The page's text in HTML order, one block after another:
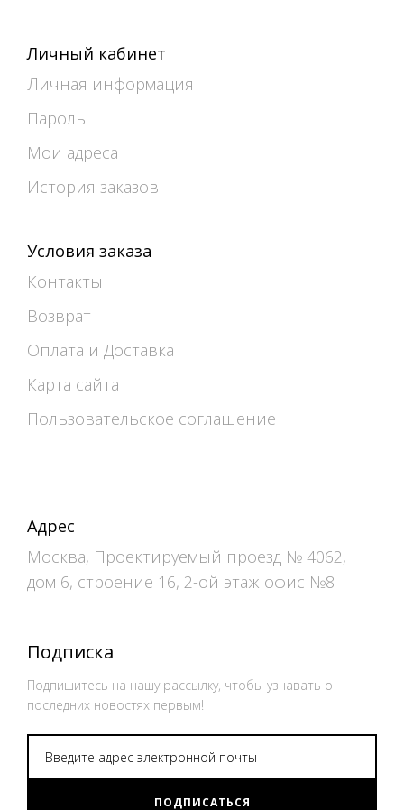
Личный кабинет
Личная информация
Пароль
Мои адреса
История заказов
Условия заказа
Контакты
Возврат
Оплата и Доставка
Карта сайта
Пользовательское соглашение
Адрес
Москва, Проектируемый проезд № 4062,
дом 6, строение 16, 2-ой этаж офис №8
Подписка
Подпишитесь на нашу рассылку, чтобы узнавать о
последних новостях первым!
ПОДПИСАТЬСЯ